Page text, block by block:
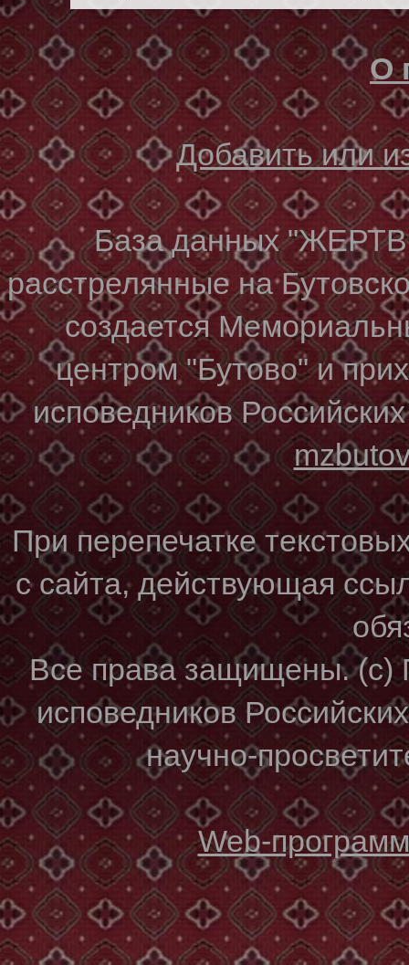
О
Добавить или
База данных
расстрелянные на
создается
центром "Бутово" и
исповедников
При перепечатке
с сайта, действующая
Все права защищены. (с)
исповедников
научно-
Web-